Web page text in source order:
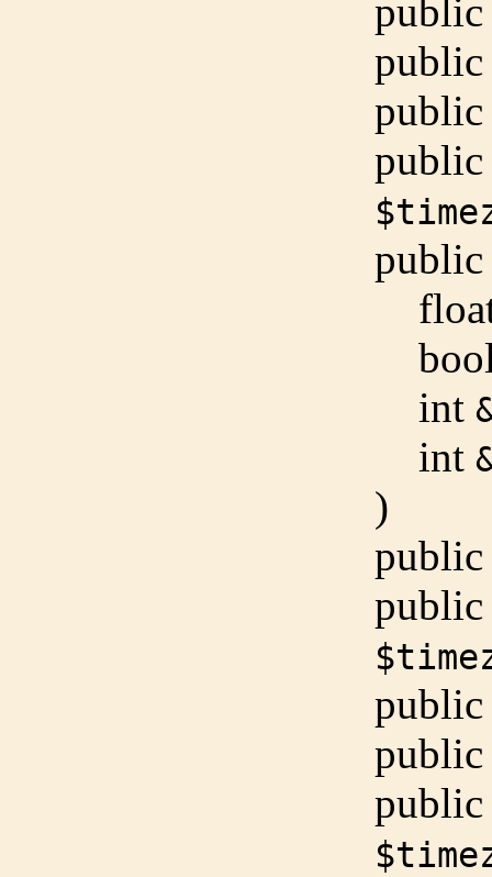
public
public
public
public
public
int
int
)
public
public
public
public
public